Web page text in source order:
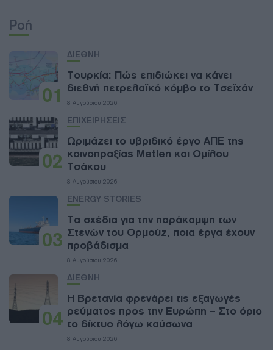
Ροή
01
ΔΙΕΘΝΗ
Τουρκία: Πώς επιδιώκει να κάνει
διεθνή πετρελαϊκό κόμβο το Τσεϊχάν
8 Αυγούστου 2026
02
ΕΠΙΧΕΙΡΗΣΕΙΣ
Ωριμάζει το υβριδικό έργο ΑΠΕ της
κοινοπραξίας Metlen και Ομίλου
Τσάκου
8 Αυγούστου 2026
03
ENERGY STORIES
Τα σχέδια για την παράκαμψη των
Στενών του Ορμούζ, ποια έργα έχουν
προβάδισμα
8 Αυγούστου 2026
04
ΔΙΕΘΝΗ
Η Βρετανία φρενάρει τις εξαγωγές
ρεύματος προς την Ευρώπη – Στο όριο
το δίκτυο λόγω καύσωνα
8 Αυγούστου 2026